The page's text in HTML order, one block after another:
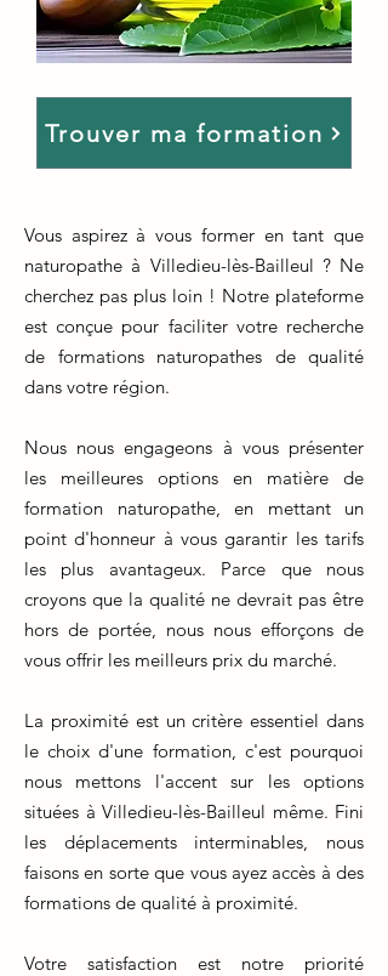
Trouver ma formation
Vous aspirez à vous former en tant que
naturopathe à Villedieu-lès-Bailleul ? Ne
cherchez pas plus loin ! Notre plateforme
est conçue pour faciliter votre recherche
de formations naturopathes de qualité
dans votre région.
Nous nous engageons à vous présenter
les meilleures options en matière de
formation naturopathe, en mettant un
point d'honneur à vous garantir les tarifs
les plus avantageux. Parce que nous
croyons que la qualité ne devrait pas être
hors de portée, nous nous efforçons de
vous offrir les meilleurs prix du marché.
La proximité est un critère essentiel dans
le choix d'une formation, c'est pourquoi
nous mettons l'accent sur les options
situées à Villedieu-lès-Bailleul même. Fini
les déplacements interminables, nous
faisons en sorte que vous ayez accès à des
formations de qualité à proximité.
Votre satisfaction est notre priorité